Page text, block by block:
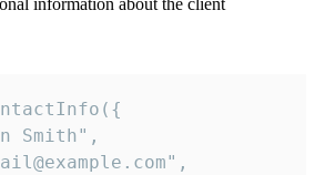
information about the client
Smith",